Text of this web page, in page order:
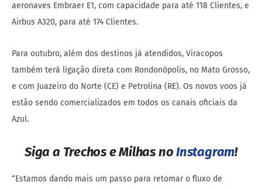
aeronaves Embraer E1, com capacidade para até 118 Clientes, e
Airbus A320, para até 174 Clientes.
Para outubro, além dos destinos já atendidos, Viracopos
também terá ligação direta com Rondonópolis, no Mato Grosso,
e com Juazeiro do Norte (CE) e Petrolina (RE). Os novos voos já
estão sendo comercializados em todos os canais oficiais da
Azul.
Siga a Trechos e Milhas noInstagram!
“Estamos dando mais um passo para retomar o fluxo de